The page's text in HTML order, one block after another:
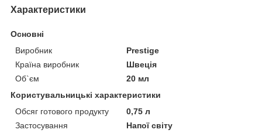
Характеристики
Основні
Виробник
Prestige
Країна виробник
Швеція
Об`єм
20 мл
Користувальницькі характеристики
Обсяг готового продукту
0,75 л
Застосування
Напої світу